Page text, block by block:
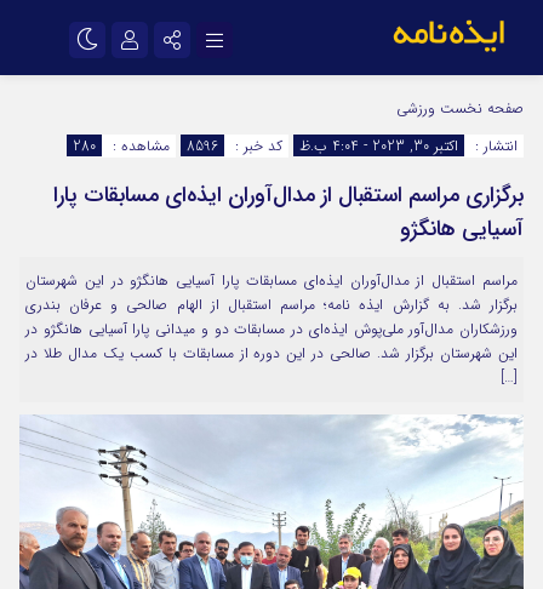
اینستاگرام
سروش
ایتا
آپارات
اپلیکیشن رمز عبور
مرا به خاطر بسپار
صفحه نخست ورزشی
انتشار :
اکتبر 30, 2023 - 4:04 ب.ظ کد خبر : 8596 مشاهده : 280
برگزاری مراسم استقبال از مدال‌آوران ایذه‌ای مسابقات پارا
آسیایی هانگژو
مراسم استقبال از مدال‌آوران ایذه‌ای مسابقات پارا آسیایی هانگژو در این شهرستان
برگزار شد. به گزارش ایذه نامه؛ مراسم استقبال از الهام صالحی و عرفان بندری
ورزشکاران مدال‌آور ملی‌پوش ایذه‌ای در مسابقات دو و میدانی پارا آسیایی هانگژو در
این شهرستان برگزار شد. صالحی در این دوره از مسابقات با کسب یک مدال طلا در
[…]